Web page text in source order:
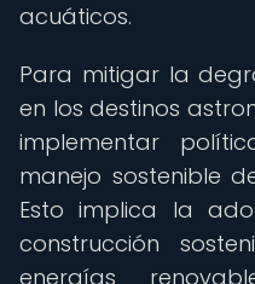
acuáticos.
Para mitigar la
en los destinos
implementar
manejo sostenible
Esto implica la
construcción
energías